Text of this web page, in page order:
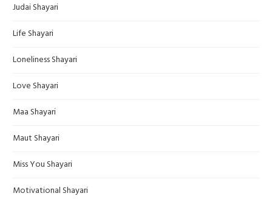
Judai Shayari
Life Shayari
Loneliness Shayari
Love Shayari
Maa Shayari
Maut Shayari
Miss You Shayari
Motivational Shayari